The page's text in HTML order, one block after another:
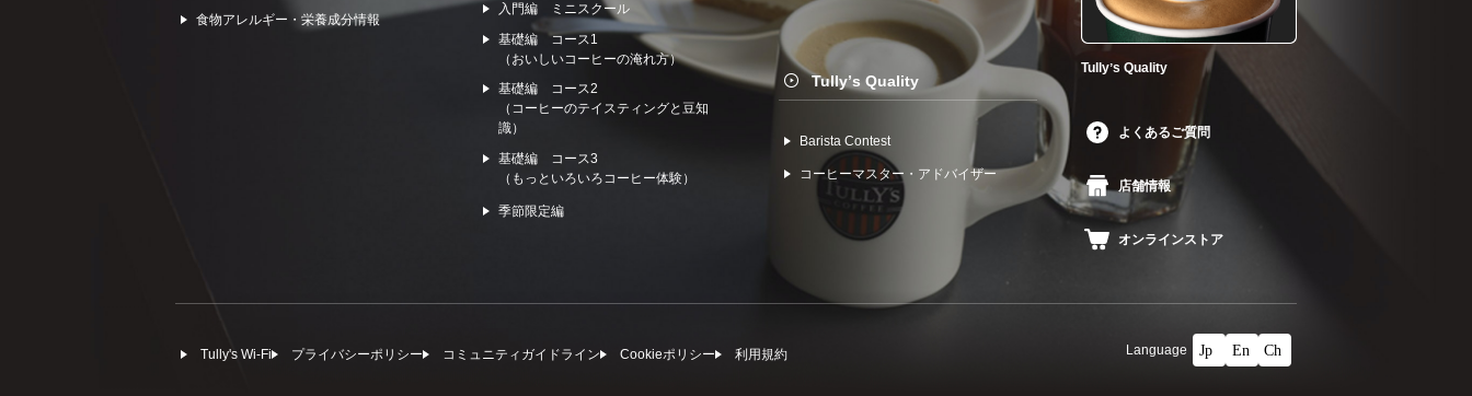
食物アレルギー・栄養成分情報
入門編 ミニスクール
基礎編 コース1
（おいしいコーヒーの淹れ方）
基礎編 コース2
（コーヒーのテイスティングと豆知
識）
基礎編 コース3
（もっといろいろコーヒー体験）
季節限定編
Tullyʼs Quality
Barista Contest
コーヒーマスター・アドバイザー
Tullyʼs Quality
よくあるご質問
店舗情報
オンラインストア
Tully's Wi-Fi プライバシーポリシー コミュニティガイドライン Cookieポリシー 利⽤規約 Language